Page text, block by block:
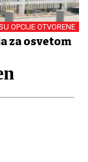
OPCIJE OTVORENE
za osvetom